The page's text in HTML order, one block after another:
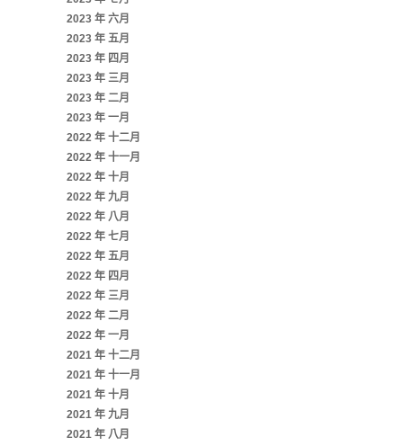
2023 年 六月
2023 年 五月
2023 年 四月
2023 年 三月
2023 年 二月
2023 年 一月
2022 年 十二月
2022 年 十一月
2022 年 十月
2022 年 九月
2022 年 八月
2022 年 七月
2022 年 五月
2022 年 四月
2022 年 三月
2022 年 二月
2022 年 一月
2021 年 十二月
2021 年 十一月
2021 年 十月
2021 年 九月
2021 年 八月